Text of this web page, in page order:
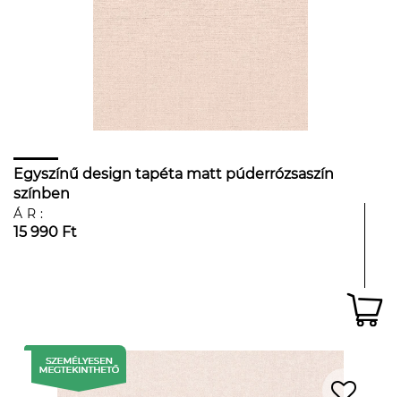
Egyszínű design tapéta matt púderrózsaszín
színben
ÁR:
15 990 Ft